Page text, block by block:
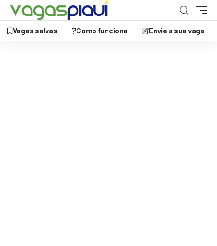
Vagas salvas Como funciona Envie a sua vaga